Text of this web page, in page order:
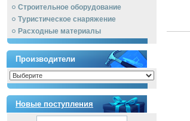
Строительное оборудование
Туристическое снаряжение
Расходные материалы
Производители
Новые поступления